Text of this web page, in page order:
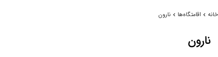
خانه اقامتگاه‌ها نارون
نارون